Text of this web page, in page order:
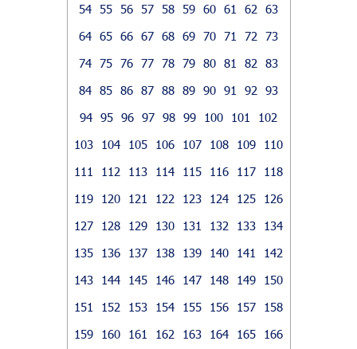
54 55 56 57 58 59 60 61 62
63
64 65 66 67 68 69 70 71 72
73
74 75 76 77 78 79 80 81 82
83
84 85 86 87 88 89 90 91 92
93
94 95 96 97 98 99 100 101
102
103
104 105 106 107 108 109
110
111
112 113 114 115 116 117
118
119
120 121 122 123 124 125
126
127
128 129 130 131 132 133
134
135
136 137 138 139 140 141
142
143
144 145 146 147 148 149
150
151
152 153 154 155 156 157
158
159
160 161 162 163 164 165
166